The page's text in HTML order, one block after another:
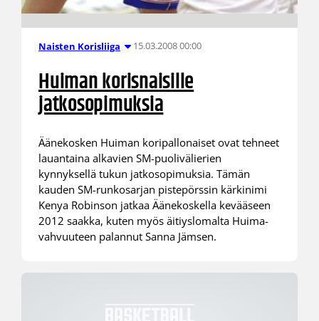
Naisten Korisliiga 15.03.2008 00:00
Huiman korisnaisille
jatkosopimuksia
Äänekosken Huiman koripallonaiset ovat tehneet
lauantaina alkavien SM-puolivälierien
kynnyksellä tukun jatkosopimuksia. Tämän
kauden SM-runkosarjan pistepörssin kärkinimi
Kenya Robinson jatkaa Äänekoskella kevääseen
2012 saakka, kuten myös äitiyslomalta Huima-
vahvuuteen palannut Sanna Jämsen.